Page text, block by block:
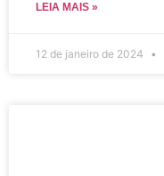
LEIA MAIS »
12 de janeiro de 2024